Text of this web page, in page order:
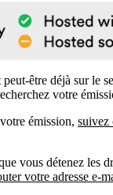
être déjà sur le
votre
émission, suivez
vous détenez les
votre adresse e-